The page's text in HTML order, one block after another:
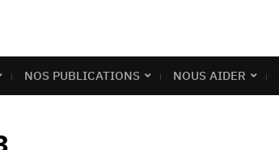
NOS PUBLICATIONS NOUS AIDER